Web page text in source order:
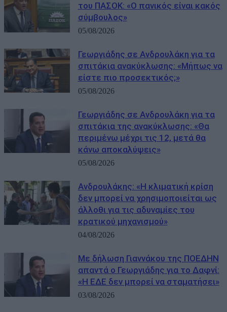
του ΠΑΣΟΚ: «Ο πανικός είναι κακός
σύμβουλος»
05/08/2026
Γεωργιάδης σε Ανδρουλάκη για τα
σπιτάκια ανακύκλωσης: «Μήπως να
είστε πιο προσεκτικός;»
05/08/2026
Γεωργιάδης σε Ανδρουλάκη για τα
σπιτάκια της ανακύκλωσης: «Θα
περιμένω μέχρι τις 12, μετά θα
κάνω αποκαλύψεις»
05/08/2026
Ανδρουλάκης: «Η κλιματική κρίση
δεν μπορεί να χρησιμοποιείται ως
άλλοθι για τις αδυναμίες του
κρατικού μηχανισμού»
04/08/2026
Με δήλωση Γιαννάκου της ΠΟΕΔΗΝ
απαντά ο Γεωργιάδης για το Δαφνί:
«Η ΕΔΕ δεν μπορεί να σταματήσει»
03/08/2026